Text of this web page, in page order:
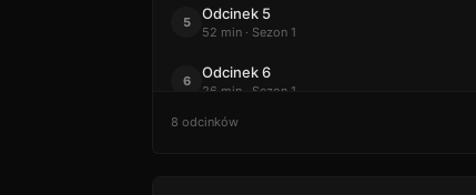
5 Odcinek 5
52 min · Sezon 1
6 Odcinek 6
26 min · Sezon 1
Odcinek 7
8 odcinków